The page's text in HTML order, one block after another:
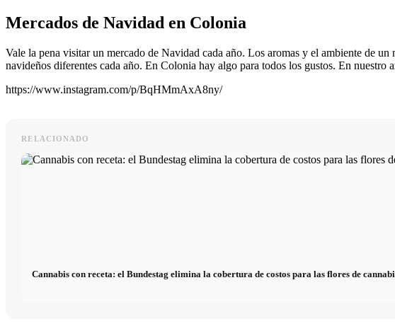
Mercados de Navidad en Colonia
Vale la pena visitar un mercado de Navidad cada año. Los aromas y el ambiente de
navideños diferentes cada año. En Colonia hay algo para todos los gustos. En nuestro
https://www.instagram.com/p/BqHMmAxA8ny/
RELACIONADO
Cannabis con receta: el Bundestag elimina la cobertura de costos para las flores de